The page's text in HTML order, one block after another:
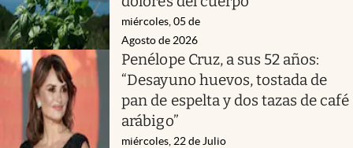
miércoles, 05 de
Agosto de 2026
Penélope Cruz, a sus 52 años:
“Desayuno huevos, tostada de
pan de espelta y dos tazas de café
arábigo”
miércoles, 22 de Julio